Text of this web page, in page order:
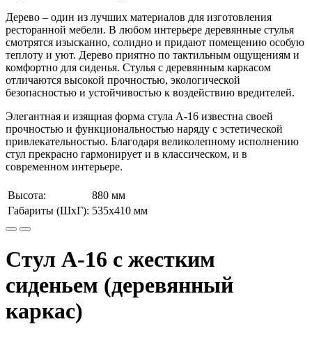
Дерево – один из лучших материалов для изготовления
ресторанной мебели. В любом интерьере деревянные стулья
смотрятся изысканно, солидно и придают помещению особую
теплоту и уют. Дерево приятно по тактильным ощущениям и
комфортно для сиденья. Стулья с деревянным каркасом
отличаются высокой прочностью, экологической
безопасностью и устойчивостью к воздействию вредителей.
Элегантная и изящная форма стула А-16 известна своей
прочностью и функциональностью наряду с эстетической
привлекательностью. Благодаря великолепному исполнению
стул прекрасно гармонирует и в классическом, и в
современном интерьере.
Высота:
880 мм
Габариты (ШхГ): 535х410 мм
Стул А-16 с жестким
сиденьем (деревянный
каркас)